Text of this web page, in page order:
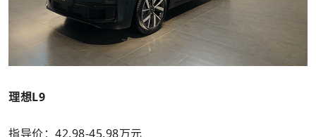
理想L9
指导价：42.98-45.98万元